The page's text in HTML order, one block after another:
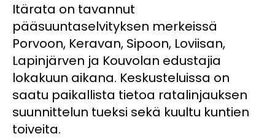
Itärata on tavannut
pääsuuntaselvityksen merkeissä
Porvoon, Keravan, Sipoon, Loviisan,
Lapinjärven ja Kouvolan edustajia
lokakuun aikana. Keskusteluissa on
saatu paikallista tietoa ratalinjauksen
suunnittelun tueksi sekä kuultu kuntien
toiveita.